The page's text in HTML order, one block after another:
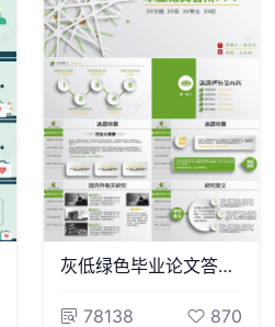
灰低绿色毕业论文答辩PPT模板
78138 870